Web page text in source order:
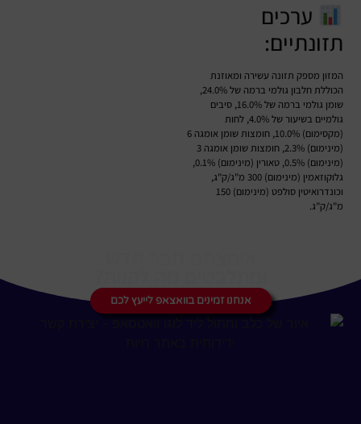
ערכים
תזונתיים:
המזון מספק תזונה עשירה ומאוזנת
הכוללת חלבון גולמי ברמה של 24.0%,
שומן גולמי ברמה של 16.0%, סיבים
גולמיים בשיעור של 4.0%, לחות
(מקסימום) 10.0%, חומצות שומן אומגה 6
(מינימום) 2.3%, חומצות שומן אומגה 3
(מינימום) 0.5%, טאורין (מינימום) 0.1%,
גלוקוזאמין (מינימום) 300 מ"ג/ק"ג,
וכונדרואיטין סולפט (מינימום) 150
מ"ג/ק"ג.
אנחנו זמינים בוואצאפ לייעץ לכם